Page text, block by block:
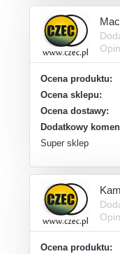
Ocena produktu:
Ocena sklepu:
Ocena dostawy:
Dodatkowy
Super sklep
Ocena produktu: